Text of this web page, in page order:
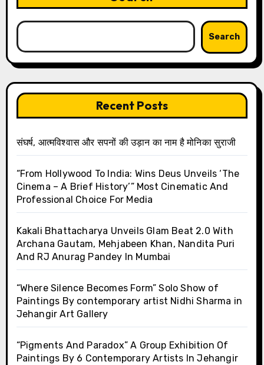
Search
Recent Posts
संघर्ष, आत्मविश्वास और सपनों की उड़ान का नाम है मोनिका सुराजी
“From Hollywood To India: Wins Deus Unveils ‘The
Cinema – A Brief History’” Most Cinematic And
Professional Choice For Media
Kakali Bhattacharya Unveils Glam Beat 2.0 With
Archana Gautam, Mehjabeen Khan, Nandita Puri
And RJ Anurag Pandey In Mumbai
“Where Silence Becomes Form” Solo Show of
Paintings By contemporary artist Nidhi Sharma in
Jehangir Art Gallery
“Pigments And Paradox” A Group Exhibition Of
Paintings By 6 Contemporary Artists In Jehangir